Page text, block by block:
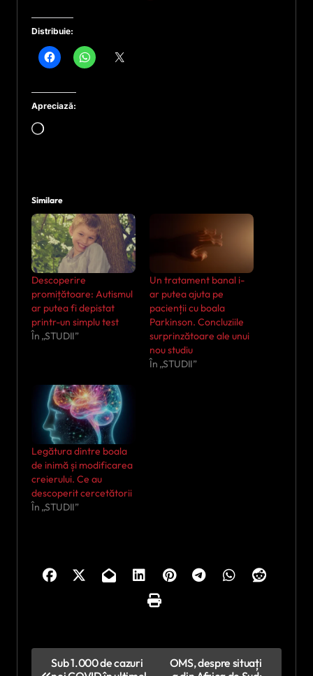
Distribuie:
Apreciază:
Încarc...
Similare
Descoperire
promițătoare: Autismul
ar putea fi depistat
printr-un simplu test
În „STUDII”
Un tratament banal i-
ar putea ajuta pe
pacienții cu boala
Parkinson. Concluziile
surprinzătoare ale unui
nou studiu
În „STUDII”
Legătura dintre boala
de inimă și modificarea
creierului. Ce au
descoperit cercetătorii
În „STUDII”
Sub 1.000 de cazuri
OMS, despre situați